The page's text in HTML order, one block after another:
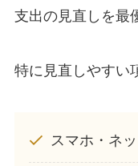
支出の見直しを最
特に見直しやすい
スマホ・ネ